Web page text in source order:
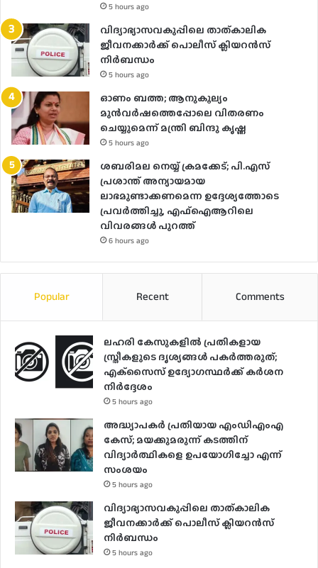
5 hours ago
വിദ്യാഭ്യാസവകുപ്പിലെ താത്കാലിക
ജീവനക്കാർക്ക് പൊലീസ് ക്ലിയറൻസ്
നിർബന്ധം
5 hours ago
ഓണം ബത്ത; ആനുകൂല്യം
മുൻവർഷത്തെപ്പോലെ വിതരണം
ചെയ്യുമെന്ന് മന്ത്രി ബിന്ദു കൃഷ്ണ
5 hours ago
ശബരിമല നെയ്യ് ക്രമക്കേട്; പി.എസ്
പ്രശാന്ത് അന്യായമായ
ലാഭമുണ്ടാക്കണമെന്ന ഉദ്ദേശ്യത്തോടെ
പ്രവർത്തിച്ചു, എഫ്ഐആറിലെ
വിവരങ്ങൾ പുറത്ത്
6 hours ago
Popular Recent Comments
ലഹരി കേസുകളിൽ പ്രതികളായ
സ്ത്രീകളുടെ ദൃശ്യങ്ങൾ പകർത്തരുത്;
എക്‌സൈസ് ഉദ്യോഗസ്ഥർക്ക് കർശന
നിർദ്ദേശം
5 hours ago
അദ്ധ്യാപകർ പ്രതിയായ എംഡിഎംഎ
കേസ്; മയക്കുമരുന്ന് കടത്തിന്
വിദ്യാർത്ഥികളെ ഉപയോ​ഗിച്ചോ എന്ന്
സംശയം
5 hours ago
വിദ്യാഭ്യാസവകുപ്പിലെ താത്കാലിക
ജീവനക്കാർക്ക് പൊലീസ് ക്ലിയറൻസ്
നിർബന്ധം
5 hours ago